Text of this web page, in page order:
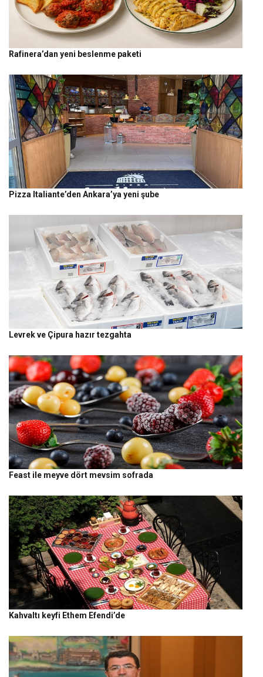
Rafinera’dan yeni beslenme paketi
Pizza Italiante’den Ankara’ya yeni şube
Levrek ve Çipura hazır tezgahta
Feast ile meyve dört mevsim sofrada
Kahvaltı keyfi Ethem Efendi’de